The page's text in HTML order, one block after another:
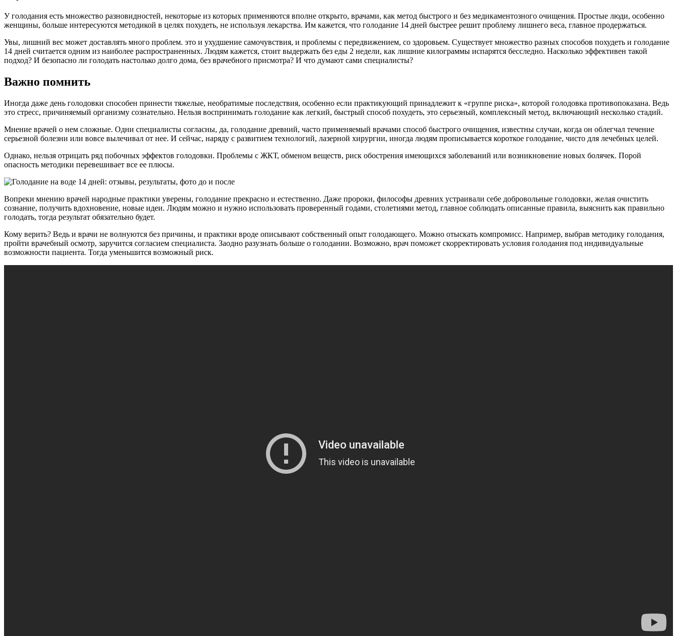
У голодания есть множество разновидностей, некоторые из которых применяются вполне открыто, врачами, как метод быстрого и без медикаментозного очищения. Простые люди, особенно
женщины, больше интересуются методикой в целях похудеть, не используя лекарства. Им кажется, что голодание 14 дней быстрее решит проблему лишнего веса, главное продержаться.
Увы, лишний вес может доставлять много проблем. это и ухудшение самочувствия, и проблемы с передвижением, со здоровьем. Существует множество разных способов похудеть и голодание
14 дней считается одним из наиболее распространенных. Людям кажется, стоит выдержать без еды 2 недели, как лишние килограммы испарятся бесследно. Насколько эффективен такой
подход? И безопасно ли голодать настолько долго дома, без врачебного присмотра? И что думают сами специалисты?
Важно помнить
Иногда даже день голодовки способен принести тяжелые, необратимые последствия, особенно если практикующий принадлежит к «группе риска», которой голодовка противопоказана. Ведь
это стресс, причиняемый организму сознательно. Нельзя воспринимать голодание как легкий, быстрый способ похудеть, это серьезный, комплексный метод, включающий несколько стадий.
Мнение врачей о нем сложные. Одни специалисты согласны, да, голодание древний, часто применяемый врачами способ быстрого очищения, известны случаи, когда он облегчал течение
серьезной болезни или вовсе вылечивал от нее. И сейчас, наряду с развитием технологий, лазерной хирургии, иногда людям прописывается короткое голодание, чисто для лечебных целей.
Однако, нельзя отрицать ряд побочных эффектов голодовки. Проблемы с ЖКТ, обменом веществ, риск обострения имеющихся заболеваний или возникновение новых болячек. Порой
опасность методики перевешивает все ее плюсы.
Вопреки мнению врачей народные практики уверены, голодание прекрасно и естественно. Даже пророки, философы древних устраивали себе добровольные голодовки, желая очистить
сознание, получить вдохновение, новые идеи. Людям можно и нужно использовать проверенный годами, столетиями метод, главное соблюдать описанные правила, выяснить как правильно
голодать, тогда результат обязательно будет.
Кому верить? Ведь и врачи не волнуются без причины, и практики вроде описывают собственный опыт голодающего. Можно отыскать компромисс. Например, выбрав методику голодания,
пройти врачебный осмотр, заручится согласием специалиста. Заодно разузнать больше о голодании. Возможно, врач поможет скорректировать условия голодания под индивидуальные
возможности пациента. Тогда уменьшится возможный риск.